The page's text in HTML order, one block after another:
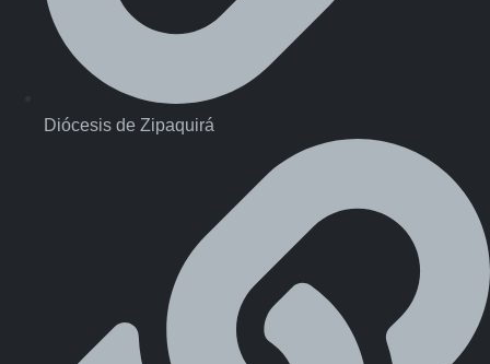
Diócesis de Zipaquirá